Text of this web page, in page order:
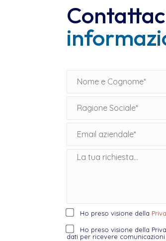
Ho preso visione della
Ho preso visione della
dati per ricevere